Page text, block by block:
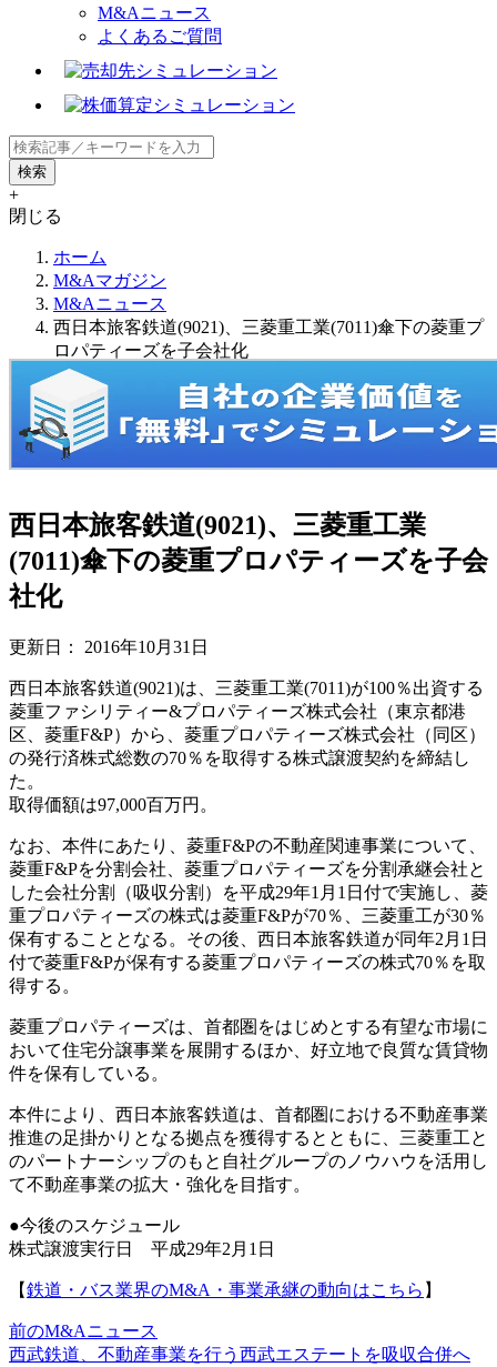
M&Aニュース
よくあるご質問
+
閉じる
ホーム
M&Aマガジン
M&Aニュース
西日本旅客鉄道(9021)、三菱重工業(7011)傘下の菱重プ
ロパティーズを子会社化
西日本旅客鉄道(9021)、三菱重工業
(7011)傘下の菱重プロパティーズを子会
社化
更新日： 2016年10月31日
西日本旅客鉄道(9021)は、三菱重工業(7011)が100％出資する
菱重ファシリティー&プロパティーズ株式会社（東京都港
区、菱重F&P）から、菱重プロパティーズ株式会社（同区）
の発行済株式総数の70％を取得する株式譲渡契約を締結し
た。
取得価額は97,000百万円。
なお、本件にあたり、菱重F&Pの不動産関連事業について、
菱重F&Pを分割会社、菱重プロパティーズを分割承継会社と
した会社分割（吸収分割）を平成29年1月1日付で実施し、菱
重プロパティーズの株式は菱重F&Pが70％、三菱重工が30％
保有することとなる。その後、西日本旅客鉄道が同年2月1日
付で菱重F&Pが保有する菱重プロパティーズの株式70％を取
得する。
菱重プロパティーズは、首都圏をはじめとする有望な市場に
おいて住宅分譲事業を展開するほか、好立地で良質な賃貸物
件を保有している。
本件により、西日本旅客鉄道は、首都圏における不動産事業
推進の足掛かりとなる拠点を獲得するとともに、三菱重工と
のパートナーシップのもと自社グループのノウハウを活用し
て不動産事業の拡大・強化を目指す。
●今後のスケジュール
株式譲渡実行日 平成29年2月1日
【鉄道・バス業界のM&A・事業承継の動向はこちら 】
前のM&Aニュース
西武鉄道、不動産事業を行う西武エステートを吸収合併へ